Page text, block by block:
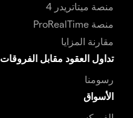
منصة ميتاتريدر 4
منصة ProRealTime
مقارنة المزايا
تداول العقود مقابل الفروقات
رسومنا
الأسواق